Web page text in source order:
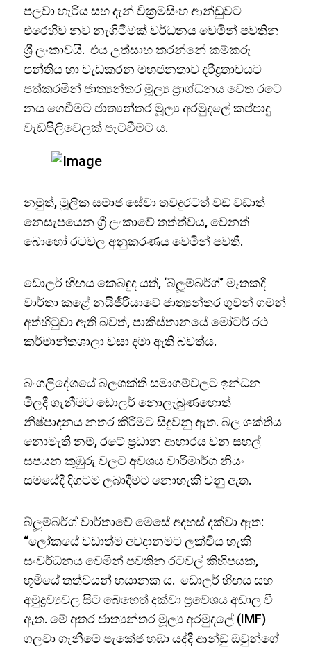
පලවා හැරිය සහ දැන් වික්‍රමසිංහ ආන්ඩුවට
එරෙහිව නව නැගිටීමක් වර්ධනය වෙමින් පවතින
ශ්‍රී ලංකාවයි. එය උත්සාහ කරන්නේ කම්කරු
පන්තිය හා වැඩකරන මහජනතාව දරිද්‍රතාවයට
පත්කරමින් ජාත්‍යන්තර මූල්‍ය ප්‍රාග්ධනය වෙත රටේ
නය ගෙවීමට ජාත්‍යන්තර මූල්‍ය අරමුදලේ කප්පාදු
වැඩපිලිවෙලක් පැටවීමට ය.
නමුත්, මූලික සමාජ සේවා තවදුරටත් වඩ වඩාත්
නෙසැපයෙන ශ්‍රී ලංකාවේ තත්ත්වය, වෙනත්
බොහෝ රටවල අනුකරණය වෙමින් පවතී.
ඩොලර් හිඟය කෙබඳුද යත්, ‘බ්ලූම්බර්ග්’ මෑතකදී
වාර්තා කළේ නයිජීරියාවේ ජාත්‍යන්තර ගුවන් ගමන්
අත්හිටුවා ඇති බවත්, පාකිස්තානයේ මෝටර් රථ
කර්මාන්තශාලා වසා දමා ඇති බවත්ය.
බංගලිදේශයේ බලශක්ති සමාගම්වලට ඉන්ධන
මිලදී ගැනීමට ඩොලර් නොලැබුණහොත්
නිෂ්පාදනය නතර කිරීමට සිදුවනු ඇත. බල ශක්තිය
නොමැති නම්, රටේ ප්‍රධාන ආහාරය වන සහල්
සපයන කුඹුරු වලට අවශය වාරිමාර්ග නියං
සමයේදී දිගටම ලබාදීමට නොහැකි වනු ඇත.
බ්ලූම්බර්ග් වාර්තාවේ මෙසේ අදහස් දක්වා ඇත:
“ලෝකයේ වඩාත්ම අවදානමට ලක්විය හැකි
සංවර්ධනය වෙමින් පවතින රටවල් කිහිපයක,
භූමියේ තත්වයන් භයානක ය. ඩොලර් හිඟය සහ
අමුද්‍රව්‍යවල සිට බෙහෙත් දක්වා ප්‍රවේශය අඩාල වී
ඇත. මේ අතර ජාත්‍යන්තර මූල්‍ය අරමුදලේ (IMF)
ගලවා ගැනීමේ පැකේජ හඹා යද්දී ආන්ඩු ඔවුන්ගේ